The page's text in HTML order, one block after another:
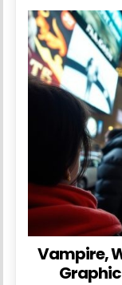
Vampire,